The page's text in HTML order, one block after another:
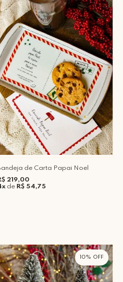
de Carta Papai Noel
219,00
de R$ 54,75
10%